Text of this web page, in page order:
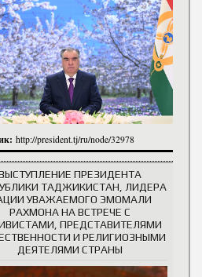
http://president.tj/ru/node/32978
ПРЕЗИДЕНТА
ТАДЖИКИСТАН, ЛИДЕРА
УВАЖАЕМОГО ЭМОМАЛИ
РАХМОНА НА ВСТРЕЧЕ С
ПРЕДСТАВИТЕЛЯМИ
И РЕЛИГИОЗНЫМИ
ДЕЯТЕЛЯМИ СТРАНЫ